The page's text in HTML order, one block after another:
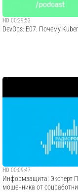
HD 00:39:53
DevOps: E07. Почему
HD 00:09:47
Информзащита: Эксперт
мошенника от